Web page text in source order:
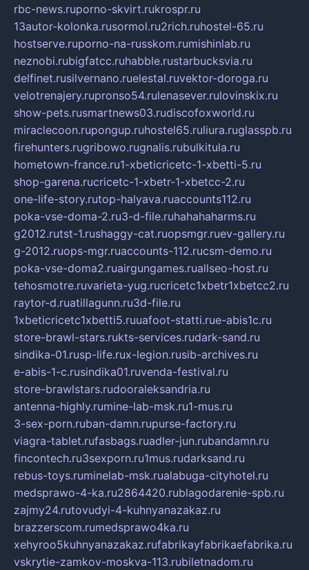
rbc-news.ruporno-skvirt.rukrospr.ru
13autor-kolonka.rusormol.ru2rich.ruhostel-65.ru
hostserve.ruporno-na-russkom.rumishinlab.ru
neznobi.rubigfatcc.ruhabble.rustarbucksvia.ru
delfinet.rusilvernano.ruelestal.ruvektor-doroga.ru
velotrenajery.rupronso54.rulenasever.rulovinskix.ru
show-pets.rusmartnews03.rudiscofoxworld.ru
miraclecoon.rupongup.ruhostel65.ruliura.ruglasspb.ru
firehunters.rugribowo.rugnalis.rubulkitula.ru
hometown-france.ru1-xbeticricetc-1-xbetti-5.ru
shop-garena.rucricetc-1-xbetr-1-xbetcc-2.ru
one-life-story.rutop-halyava.ruaccounts112.ru
poka-vse-doma-2.ru3-d-file.ruhahahaharms.ru
g2012.rutst-1.rushaggy-cat.ruopsmgr.ruev-gallery.ru
g-2012.ruops-mgr.ruaccounts-112.rucsm-demo.ru
poka-vse-doma2.ruairgungames.ruallseo-host.ru
tehosmotre.ruvarieta-yug.rucricetc1xbetr1xbetcc2.ru
raytor-d.ruatillagunn.ru3d-file.ru
1xbeticricetc1xbetti5.ruuafoot-statti.rue-abis1c.ru
store-brawl-stars.rukts-services.rudark-sand.ru
sindika-01.rusp-life.rux-legion.rusib-archives.ru
e-abis-1-c.rusindika01.ruvenda-festival.ru
store-brawlstars.rudooraleksandria.ru
antenna-highly.rumine-lab-msk.ru1-mus.ru
3-sex-porn.ruban-damn.rupurse-factory.ru
viagra-tablet.rufasbags.ruadler-jun.rubandamn.ru
fincontech.ru3sexporn.ru1mus.rudarksand.ru
rebus-toys.ruminelab-msk.rualabuga-cityhotel.ru
medsprawo-4-ka.ru2864420.rublagodarenie-spb.ru
zajmy24.rutovudyi-4-kuhnyanazakaz.ru
brazzerscom.rumedsprawo4ka.ru
xehyroo5kuhnyanazakaz.rufabrikayfabrikaefabrika.ru
vskrytie-zamkov-moskva-113.rubiletnadom.ru